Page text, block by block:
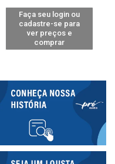
Faça seu login ou
cadastre-se para
ver preços e
comprar